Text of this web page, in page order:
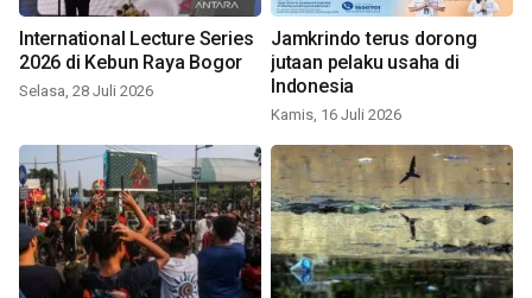
International Lecture Series
2026 di Kebun Raya Bogor
Selasa, 28 Juli 2026
Jamkrindo terus dorong
jutaan pelaku usaha di
Indonesia
Kamis, 16 Juli 2026